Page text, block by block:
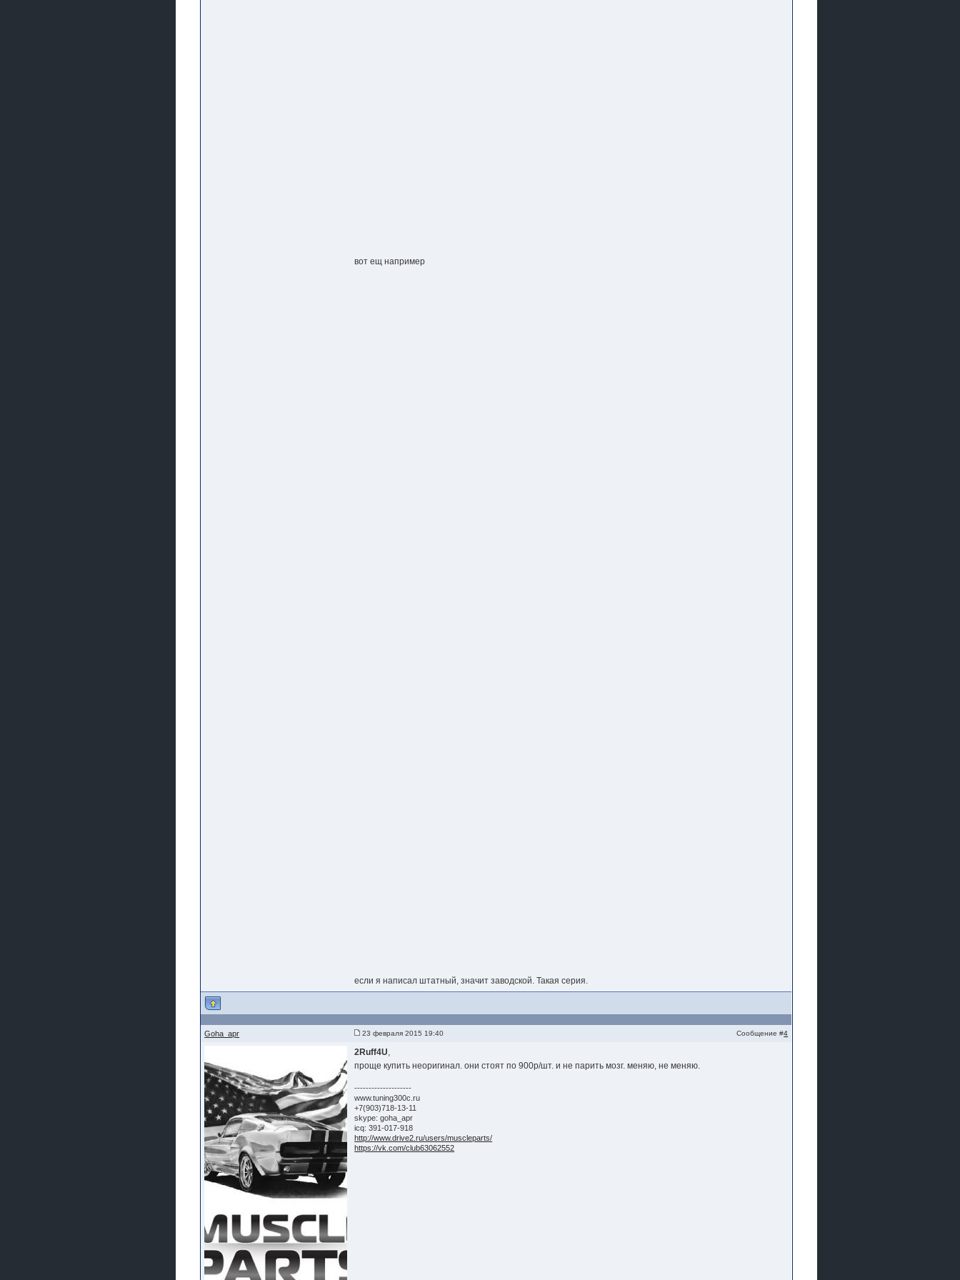
вот ещ например
если я написал штатный, значит заводской. Такая серия.
Goha_apr 23 февраля 2015 19:40 Сообщение #4
2Ruff4U,
проще купить неоригинал. они стоят по 900р/шт. и не парить мозг. меняю, не меняю.
--------------------
www.tuning300c.ru
+7(903)718-13-11
skype: goha_apr
icq: 391-017-918
http://www.drive2.ru/users/muscleparts/
https://vk.com/club63062552